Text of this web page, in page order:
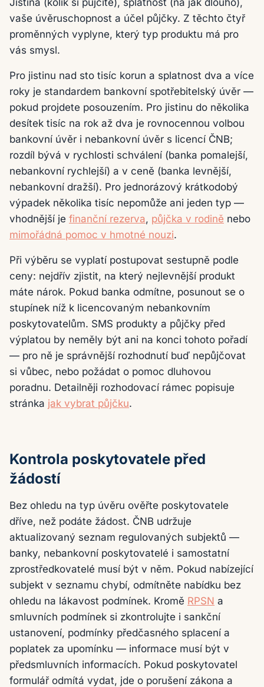
Jistina (kolik si půjčíte), splatnost (na jak dlouho),
vaše úvěruschopnost a účel půjčky. Z těchto čtyř
proměnných vyplyne, který typ produktu má pro
vás smysl.
Pro jistinu nad sto tisíc korun a splatnost dva a více
roky je standardem bankovní spotřebitelský úvěr —
pokud projdete posouzením. Pro jistinu do několika
desítek tisíc na rok až dva je rovnocennou volbou
bankovní úvěr i nebankovní úvěr s licencí ČNB;
rozdíl bývá v rychlosti schválení (banka pomalejší,
nebankovní rychlejší) a v ceně (banka levnější,
nebankovní dražší). Pro jednorázový krátkodobý
výpadek několika tisíc nepomůže ani jeden typ —
vhodnější je finanční rezerva, půjčka v rodině nebo
mimořádná pomoc v hmotné nouzi.
Při výběru se vyplatí postupovat sestupně podle
ceny: nejdřív zjistit, na který nejlevnější produkt
máte nárok. Pokud banka odmítne, posunout se o
stupínek níž k licencovaným nebankovním
poskytovatelům. SMS produkty a půjčky před
výplatou by neměly být ani na konci tohoto pořadí
— pro ně je správnější rozhodnutí buď nepůjčovat
si vůbec, nebo požádat o pomoc dluhovou
poradnu. Detailněji rozhodovací rámec popisuje
stránka jak vybrat půjčku.
Kontrola poskytovatele před
žádostí
Bez ohledu na typ úvěru ověřte poskytovatele
dříve, než podáte žádost. ČNB udržuje
aktualizovaný seznam regulovaných subjektů —
banky, nebankovní poskytovatelé i samostatní
zprostředkovatelé musí být v něm. Pokud nabízející
subjekt v seznamu chybí, odmítněte nabídku bez
ohledu na lákavost podmínek. Kromě RPSN a
smluvních podmínek si zkontrolujte i sankční
ustanovení, podmínky předčasného splacení a
poplatek za upomínku — informace musí být v
předsmluvních informacích. Pokud poskytovatel
formulář odmítá vydat, jde o porušení zákona a